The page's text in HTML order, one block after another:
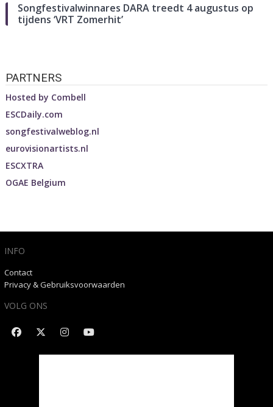
Songfestivalwinnares DARA treedt 4 augustus op
tijdens ‘VRT Zomerhit’
PARTNERS
Hosted by Combell
ESCDaily.com
songfestivalweblog.nl
eurovisionartists.nl
ESCXTRA
OGAE Belgium
INFO
Contact
Privacy & Gebruiksvoorwaarden
VOLG ONS